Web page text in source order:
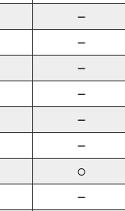
－
－
－
－
－
－
○
－